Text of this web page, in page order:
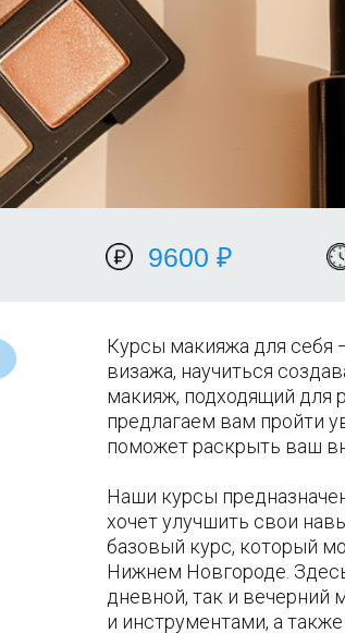
9600 ₽
Курсы макияжа для себя
визажа, научиться
макияж, подходящий для
предлагаем вам пройти
поможет раскрыть ваш
Наши курсы
хочет улучшить свои
базовый курс, который
Нижнем Новгороде.
дневной, так и вечерний
и инструментами, а